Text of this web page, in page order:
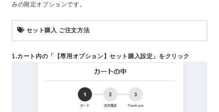
みの限定オプションです。
セット購入 ご注文方法
1.カート内の「【専用オプション】セット購入設定」をクリック